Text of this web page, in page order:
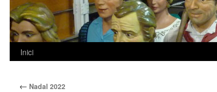
Vés
contingut
Inici
← Nadal 2022